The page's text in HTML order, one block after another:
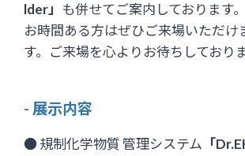
lder」 も併せてご案内しております。
お時間ある方はぜひご来場いただけ
す。ご来場を心よりお待ちしておりま
- 展示内容
● 規制化学物質 管理システム 「